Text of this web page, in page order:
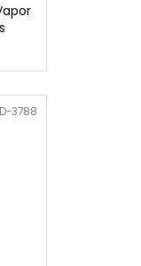
3788